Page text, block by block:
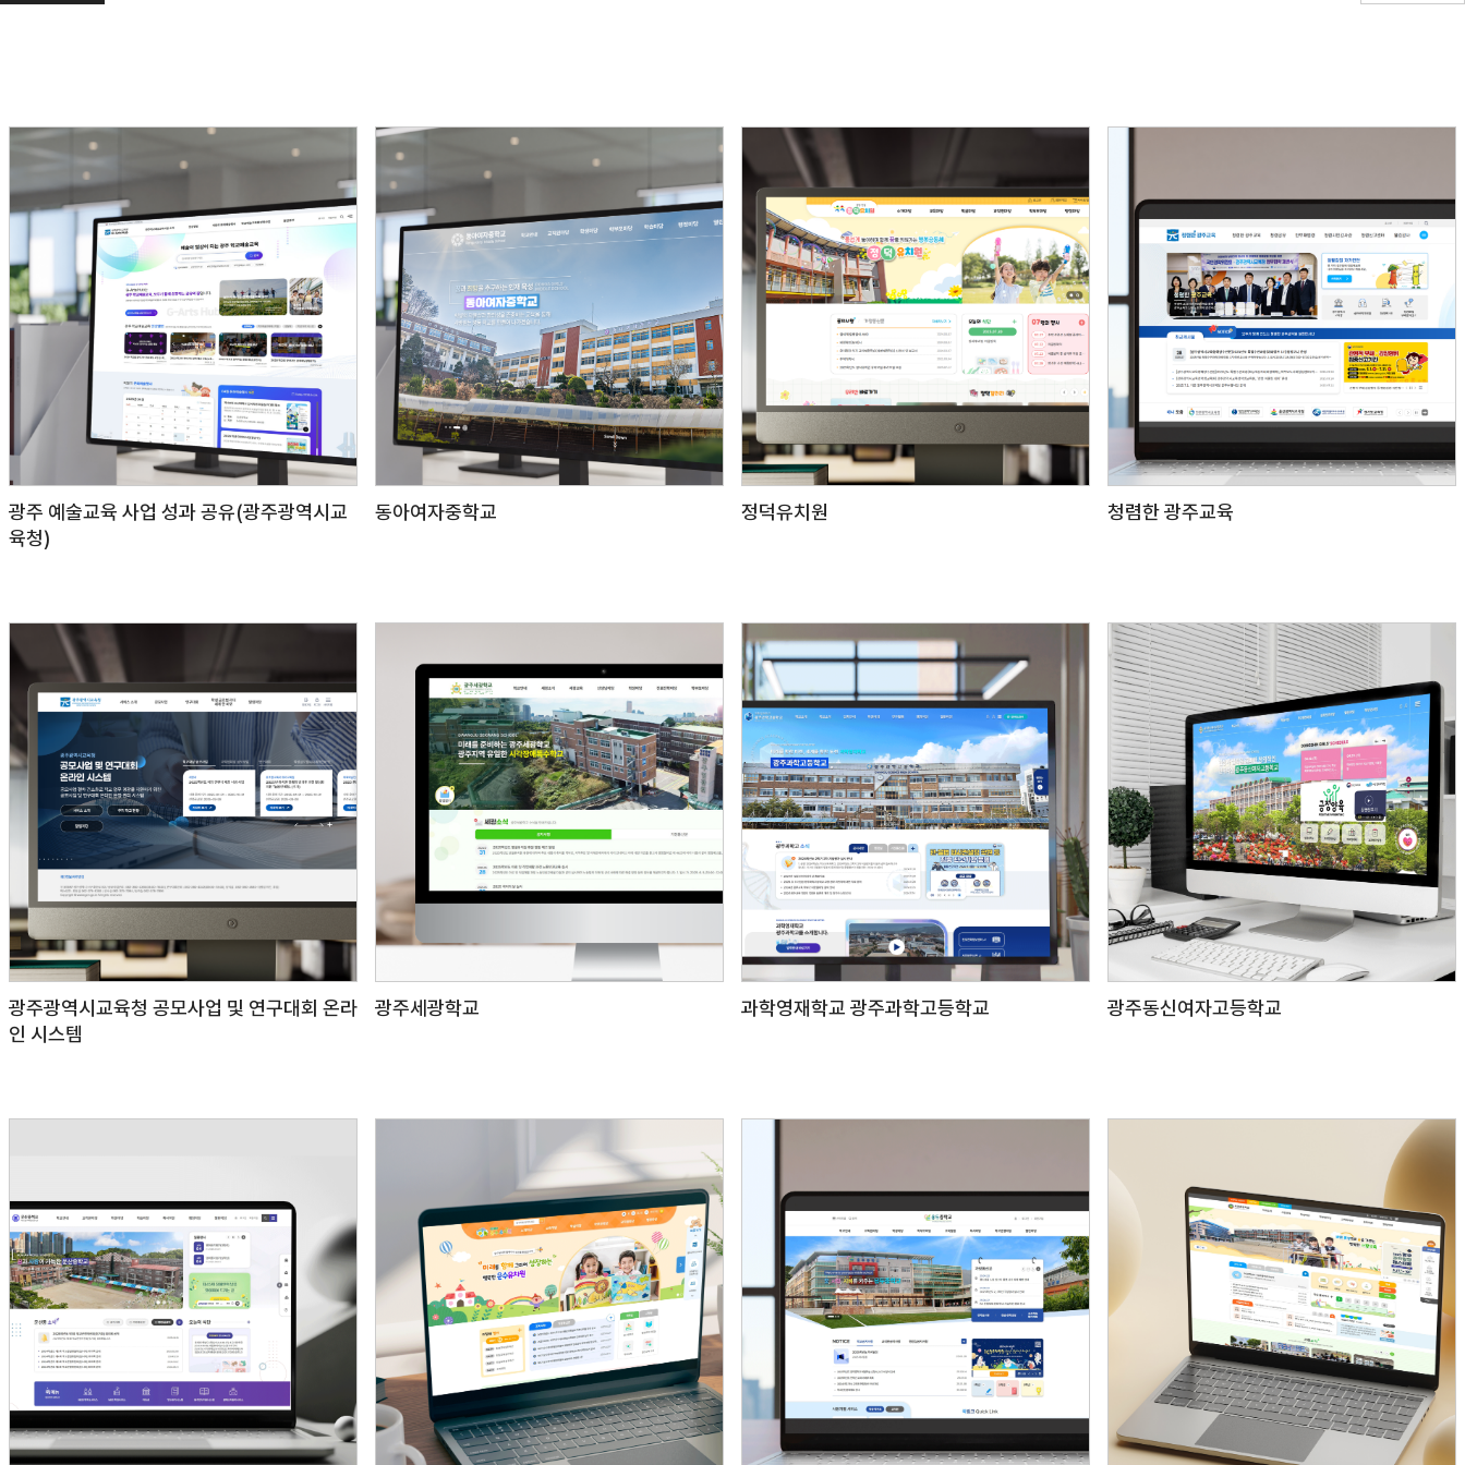
광주 예술교육 사업 성과 공유(광주광역시교
육청)
동아여자중학교 정덕유치원 청렴한 광주교육
광주광역시교육청 공모사업 및 연구대회 온라
인 시스템
광주세광학교 과학영재학교 광주과학고등학교 광주동신여자고등학교